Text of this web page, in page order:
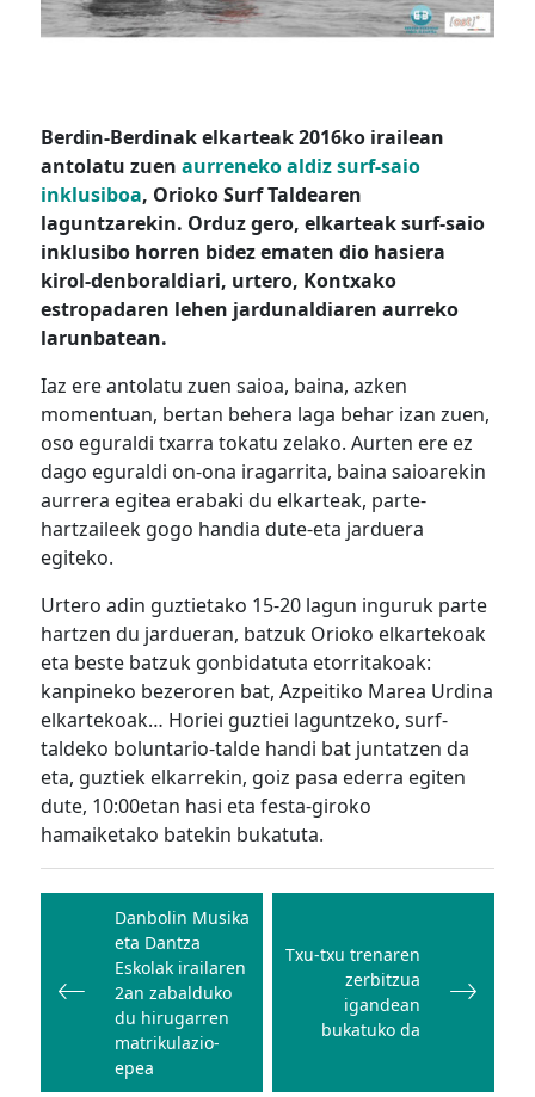
Berdin-Berdinak elkarteak 2016ko irailean
antolatu zuenaurreneko aldiz surf-saio
inklusiboa, Orioko Surf Taldearen
laguntzarekin. Orduz gero, elkarteak surf-saio
inklusibo horren bidez ematen dio hasiera
kirol-denboraldiari, urtero, Kontxako
estropadaren lehen jardunaldiaren aurreko
larunbatean.
Iaz ere antolatu zuen saioa, baina, azken
momentuan, bertan behera laga behar izan zuen,
oso eguraldi txarra tokatu zelako. Aurten ere ez
dago eguraldi on-ona iragarrita, baina saioarekin
aurrera egitea erabaki du elkarteak, parte-
hartzaileek gogo handia dute-eta jarduera
egiteko.
Urtero adin guztietako 15-20 lagun inguruk parte
hartzen du jardueran, batzuk Orioko elkartekoak
eta beste batzuk gonbidatuta etorritakoak:
kanpineko bezeroren bat, Azpeitiko Marea Urdina
elkartekoak… Horiei guztiei laguntzeko, surf-
taldeko boluntario-talde handi bat juntatzen da
eta, guztiek elkarrekin, goiz pasa ederra egiten
dute, 10:00etan hasi eta festa-giroko
hamaiketako batekin bukatuta.
Bidalketetan
zehar
nabigatu
Danbolin Musika
eta Dantza
Eskolak irailaren
2an zabalduko
du hirugarren
matrikulazio-
epea
Txu-txu trenaren
zerbitzua
igandean
bukatuko da